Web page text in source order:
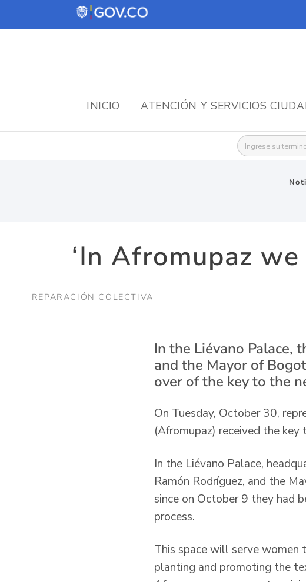
INICIO ATENCIÓN Y SERVICIOS
Buscar:
‘In Afromupaz
REPARACIÓN COLECTIVA
In the Liévano Palace,
and the Mayor of
over of the key to the
On Tuesday, October 30,
(Afromupaz) received the
In the Liévano Palace,
Ramón Rodríguez, and the
since on October 9 they had
process.
This space will serve women
planting and promoting the